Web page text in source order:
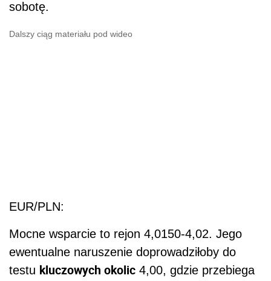
sobotę.
Dalszy ciąg materiału pod wideo
EUR/PLN:
Mocne wsparcie to rejon 4,0150-4,02. Jego
ewentualne naruszenie doprowadziłoby do
testu kluczowych okolic 4,00, gdzie przebiega